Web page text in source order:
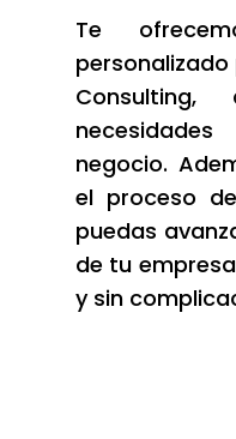
Te
negocio.
el proceso
puedas
de tu
y sin